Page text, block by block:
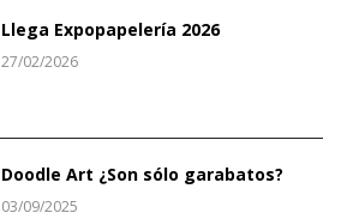
Llega Expopapelería 2026
27/02/2026
Doodle Art ¿Son sólo garabatos?
03/09/2025